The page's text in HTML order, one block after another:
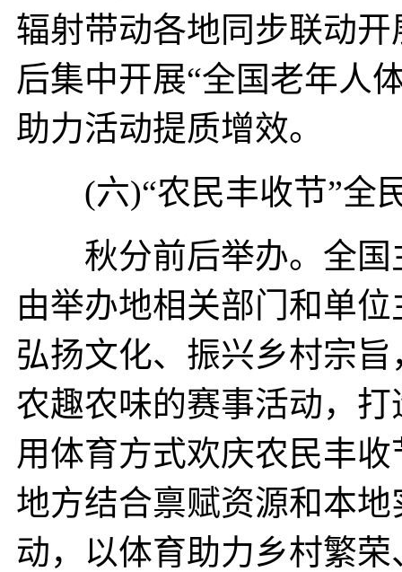
辐射带动各地同步联动
后集中开展“全国老年人
助力活动提质增效。
(六)“农民丰收节”全
秋分前后举办。全国
由举办地相关部门和单
弘扬文化、振兴乡村宗
农趣农味的赛事活动，
用体育方式欢庆农民丰
地方结合禀赋资源和本
动，以体育助力乡村繁